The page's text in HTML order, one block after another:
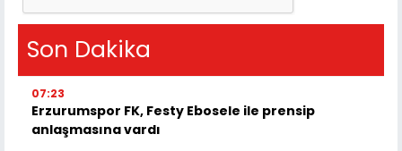
Son Dakika
07:23
Erzurumspor FK, Festy Ebosele ile prensip
anlaşmasına vardı